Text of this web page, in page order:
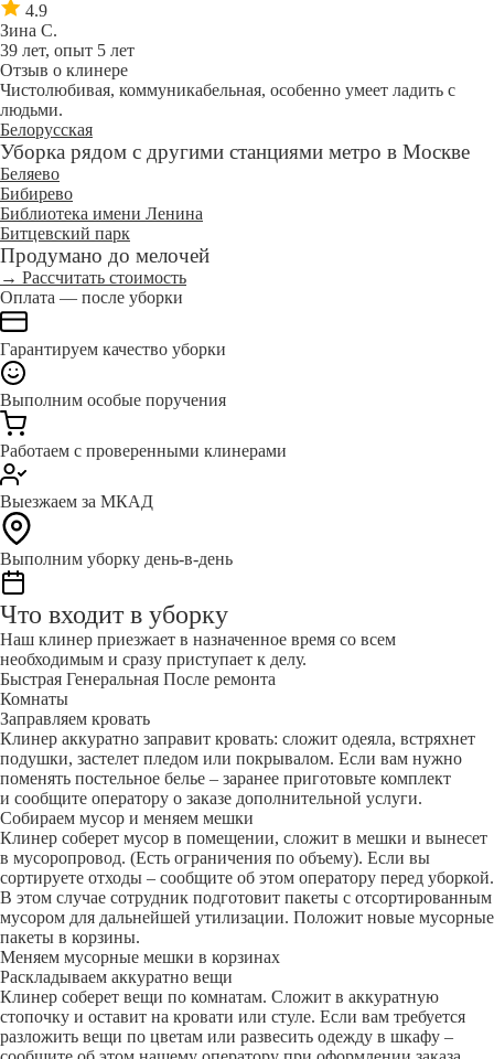
4.9
Зина С.
39 лет, опыт 5 лет
Отзыв о клинере
Чистолюбивая, коммуникабельная, особенно умеет ладить с
людьми.
Белорусская
Уборка рядом с другими станциями метро в Москве
Беляево
Бибирево
Библиотека имени Ленина
Битцевский парк
Продумано до мелочей
→ Рассчитать стоимость
Оплата — после уборки
Гарантируем качество уборки
Выполним особые поручения
Работаем с проверенными клинерами
Выезжаем за МКАД
Выполним уборку день-в-день
Что входит в уборку
Наш клинер приезжает в назначенное время со всем
необходимым и сразу приступает к делу.
Быстрая Генеральная После ремонта
Комнаты
Заправляем кровать
Клинер аккуратно заправит кровать: сложит одеяла, встряхнет
подушки, застелет пледом или покрывалом. Если вам нужно
поменять постельное белье – заранее приготовьте комплект
и сообщите оператору о заказе дополнительной услуги.
Собираем мусор и меняем мешки
Клинер соберет мусор в помещении, сложит в мешки и вынесет
в мусоропровод. (Есть ограничения по объему). Если вы
сортируете отходы – сообщите об этом оператору перед уборкой.
В этом случае сотрудник подготовит пакеты с отсортированным
мусором для дальнейшей утилизации. Положит новые мусорные
пакеты в корзины.
Меняем мусорные мешки в корзинах
Раскладываем аккуратно вещи
Клинер соберет вещи по комнатам. Сложит в аккуратную
стопочку и оставит на кровати или стуле. Если вам требуется
разложить вещи по цветам или развесить одежду в шкафу –